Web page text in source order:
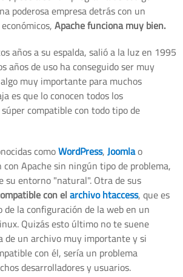
poderosa empresa detrás con un
Apache funciona muy bien.
años a su espalda, salió a la luz en 1995
años de uso ha conseguido ser muy
muy importante para muchos
es que lo conocen todos los
compatible con todo tipo de
comoWordPress,Joomlao
Apache sin ningún tipo de problema,
su entorno "natural". Otra de sus
con elarchivo htaccess, que es
la configuración de la web en un
Quizás esto último no te suene
de un archivo muy importante y si
con él, sería un problema
desarrolladores y usuarios.